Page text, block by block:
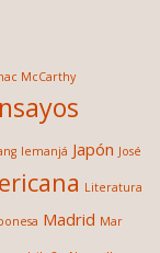
McCarthy
Iemanjá Japón José
Literatura
Madrid Mar